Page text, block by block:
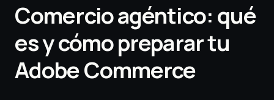
Comercio agéntico: qué
es y cómo preparar tu
Adobe Commerce